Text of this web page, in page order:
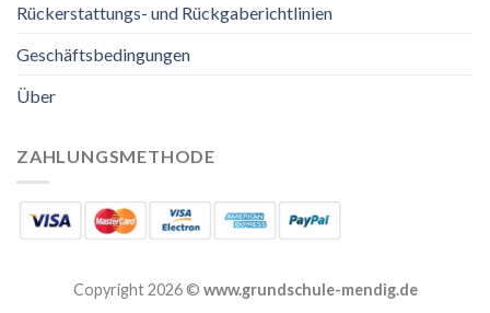
Rückerstattungs- und Rückgaberichtlinien
Geschäftsbedingungen
Über
ZAHLUNGSMETHODE
Copyright 2026 © www.grundschule-mendig.de